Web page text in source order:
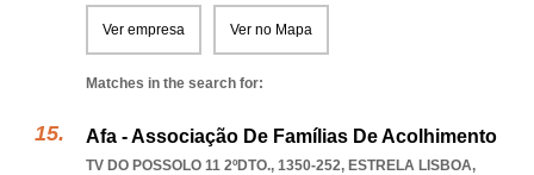
Ver empresa Ver no Mapa
Matches in the search for:
Afa - Associação De Famílias De Acolhimento
TV DO POSSOLO 11 2ºDTO., 1350-252, ESTRELA LISBOA,